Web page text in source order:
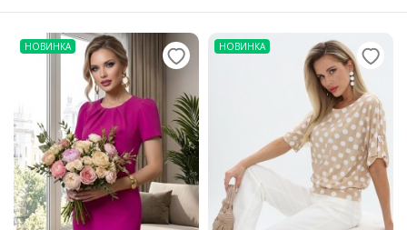
НОВИНКА НОВИНКА